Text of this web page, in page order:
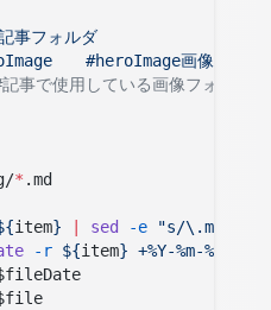
事フォルダ
　　#heroImage画像フォル
事で使用している画像フォルダ
* .md
item} sed -e "s/\.md//g"
-r ${item} +%Y-%m-